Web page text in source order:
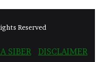
Reserved
SIBER
DISCLAIMER